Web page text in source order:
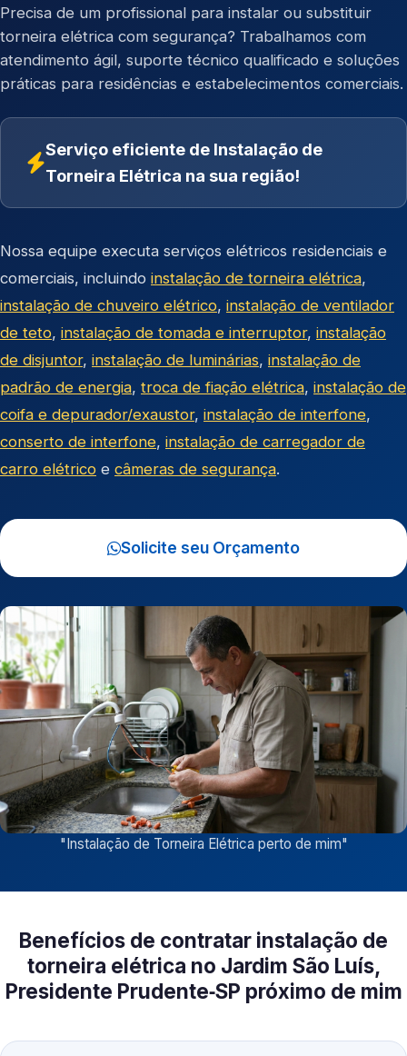
Precisa de um profissional para instalar ou substituir
torneira elétrica com segurança? Trabalhamos com
atendimento ágil, suporte técnico qualificado e soluções
práticas para residências e estabelecimentos comerciais.
Serviço eficiente de Instalação de
Torneira Elétrica na sua região!
Nossa equipe executa serviços elétricos residenciais e
comerciais, incluindo instalação de torneira elétrica,
instalação de chuveiro elétrico, instalação de ventilador
de teto, instalação de tomada e interruptor, instalação
de disjuntor, instalação de luminárias, instalação de
padrão de energia, troca de fiação elétrica, instalação de
coifa e depurador/exaustor, instalação de interfone,
conserto de interfone, instalação de carregador de
carro elétrico e câmeras de segurança.
Solicite seu Orçamento
"Instalação de Torneira Elétrica perto de mim"
Benefícios de contratar instalação de
torneira elétrica no Jardim São Luís,
Presidente Prudente‑SP próximo de mim